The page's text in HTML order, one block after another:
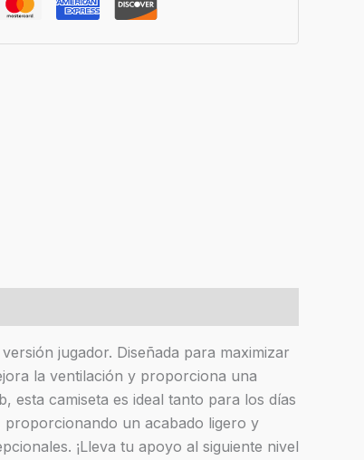
jugador. Diseñada para maximizar
la ventilación y proporciona una
esta camiseta es ideal tanto para los días
proporcionando un acabado ligero y
¡Lleva tu apoyo al siguiente nivel